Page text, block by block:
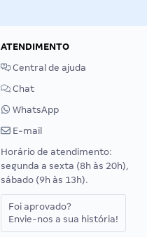
ATENDIMENTO
Central de ajuda
Chat
WhatsApp
E-mail
Horário de atendimento:
segunda a sexta (8h às 20h),
sábado (9h às 13h).
Foi aprovado?
Envie-nos a sua história!